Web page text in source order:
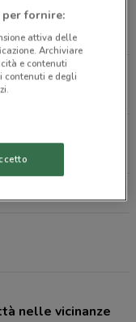
nelle vicinanze
fornire:
attiva delle
Archiviare
e contenuti
contenuti e degli